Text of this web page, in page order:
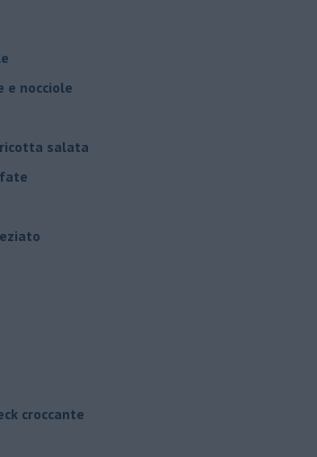
e nocciole
salata
croccante